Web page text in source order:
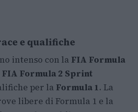
e qualifiche
intenso con la FIA Formula
FIA Formula 2 Sprint
per la Formula 1. La
libere di Formula 1 e la